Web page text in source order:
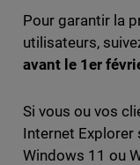
Pour garantir la
utilisateurs,
avant le 1er
Si vous ou vos
Internet Explorer
Windows 11 ou